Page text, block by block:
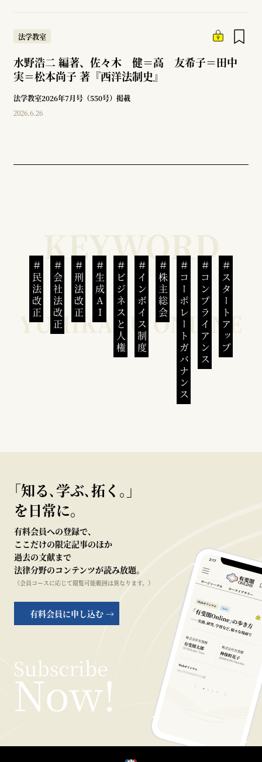
法学教室
水野浩二 編著、佐々木 健＝高 友希子＝田中
実＝松本尚子 著『西洋法制史』
法学教室2026年7月号（550号）掲載
2026.6.26
民法改正 会社法改正 刑法改正 生成AI ビジネスと人権インボイス制度 株主総会 コーポレートガバナンスコンプライアンススタートアップ
｢知る､学ぶ､拓く｡｣
を日常に。
有料会員への登録で、
ここだけの限定記事のほか
過去の文献まで
法律分野のコンテンツが読み放題。
（会員コースに応じて閲覧可能範囲は異なります。）
有料会員に申し込む →